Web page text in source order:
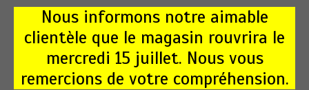
Aller
contenu
Nous informons notre aimable
clientèle que le magasin rouvrira le
mercredi 15 juillet. Nous vous
remercions de votre compréhension.